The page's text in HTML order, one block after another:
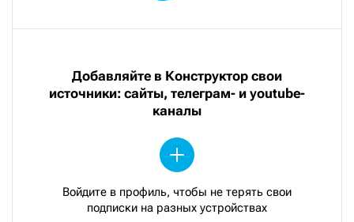
Добавляйте в Конструктор свои
источники: сайты, телеграм- и youtube-
каналы
Войдите в профиль, чтобы не терять свои
подписки на разных устройствах